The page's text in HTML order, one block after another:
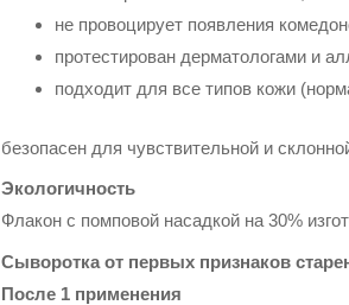
не провоцирует появления
протестирован дерматологами и
подходит для все типов кожи
безопасен для чувствительной и
Экологичность
Флакон с помповой насадкой на 30%
Сыворотка от первых признаков
После 1 применения